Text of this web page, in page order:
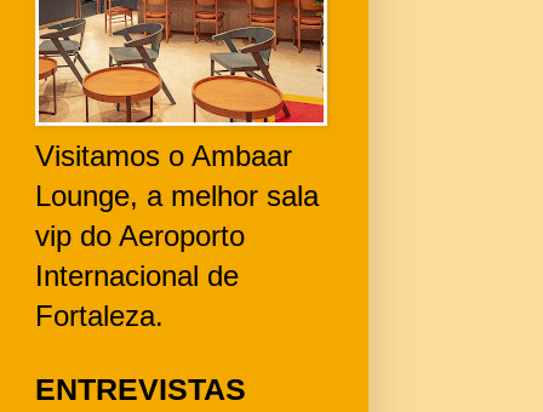
Visitamos o Ambaar
Lounge, a melhor sala
vip do Aeroporto
Internacional de
Fortaleza.
ENTREVISTAS